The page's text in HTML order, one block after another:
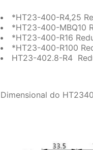
*HT23-400-R4,25
*HT23-400-MBQ10
*HT23-400-R16
*HT23-400-R100
HT23-402.8-R4
Dimensional do